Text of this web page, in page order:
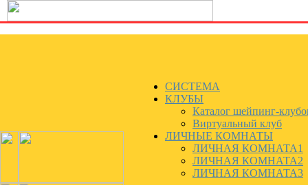
СИСТЕМА
КЛУБЫ
Каталог шейпинг-
Виртуальный клуб
ЛИЧНЫЕ КОМНАТЫ
ЛИЧНАЯ КОМНАТА1
ЛИЧНАЯ КОМНАТА2
ЛИЧНАЯ КОМНАТА3